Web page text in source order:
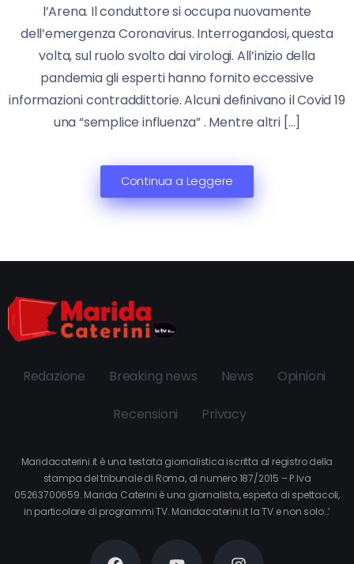
l’Arena. Il conduttore si occupa nuovamente
dell’emergenza Coronavirus. Interrogandosi, questa
volta, sul ruolo svolto dai virologi. All’inizio della
pandemia gli esperti hanno fornito eccessive
informazioni contraddittorie. Alcuni definivano il Covid 19
una “semplice influenza” . Mentre altri […]
Continua a Leggere
Redazione Breaking news News Opinioni
Recensioni Privacy
Maridacaterini.it è una testata giornalistica iscritta al registro della
stampa del tribunale di Roma, al numero 187/2015 – P.Iva
05263700659. Marida Caterini è una giornalista, esperta di spettacoli,
in particolare di programmi TV. Maridacaterini.it la TV e non solo…’